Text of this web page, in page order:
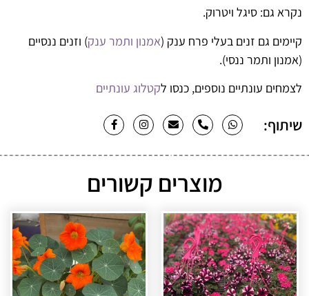
נקרא גם: סיגל ויטרוק.
קיימים גם זנים בעלי פרח ענק (אמנון ותמר ענק) וזנים ננסיים
(אמנון ותמר ננסי).
לצמחים עונתיים נוספים, כנסו לקטלוג עונתיים
שיתוף:
מוצרים קשורים